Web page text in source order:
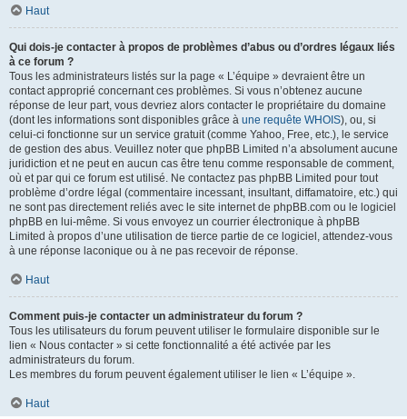
Haut
Qui dois-je contacter à propos de problèmes d’abus ou d’ordres légaux liés
à ce forum ?
Tous les administrateurs listés sur la page « L’équipe » devraient être un
contact approprié concernant ces problèmes. Si vous n’obtenez aucune
réponse de leur part, vous devriez alors contacter le propriétaire du domaine
(dont les informations sont disponibles grâce à une requête WHOIS), ou, si
celui-ci fonctionne sur un service gratuit (comme Yahoo, Free, etc.), le service
de gestion des abus. Veuillez noter que phpBB Limited n’a absolument aucune
juridiction et ne peut en aucun cas être tenu comme responsable de comment,
où et par qui ce forum est utilisé. Ne contactez pas phpBB Limited pour tout
problème d’ordre légal (commentaire incessant, insultant, diffamatoire, etc.) qui
ne sont pas directement reliés avec le site internet de phpBB.com ou le logiciel
phpBB en lui-même. Si vous envoyez un courrier électronique à phpBB
Limited à propos d’une utilisation de tierce partie de ce logiciel, attendez-vous
à une réponse laconique ou à ne pas recevoir de réponse.
Haut
Comment puis-je contacter un administrateur du forum ?
Tous les utilisateurs du forum peuvent utiliser le formulaire disponible sur le
lien « Nous contacter » si cette fonctionnalité a été activée par les
administrateurs du forum.
Les membres du forum peuvent également utiliser le lien « L’équipe ».
Haut